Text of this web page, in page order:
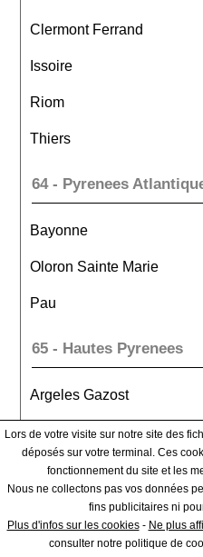
Clermont Ferrand
Issoire
Riom
Thiers
64 - Pyrenees
Bayonne
Oloron Sainte Marie
Pau
65 - Hautes Pyrenees
Argeles Gazost
Bagneres De Bigorre
Tarbes
66 - Pyrenees Orientales
Lors de votre visite sur notre site des
déposés sur votre terminal. Ces
fonctionnement du site et les
Nous ne collectons pas vos données
fins publicitaires ni
Plus d'infos sur les cookies- Ne plus
consulter notre politique de